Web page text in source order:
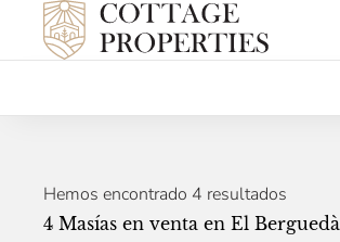
Hemos encontrado 4 resultados
4 Masías en venta en El Berguedà